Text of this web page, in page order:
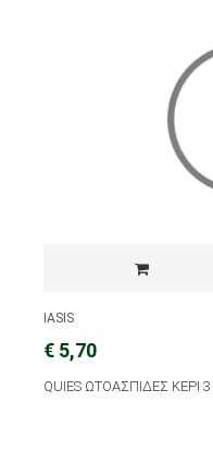
IASIS
€ 5,70
QUIES ΩΤΟΑΣΠΙΔΕΣ ΚΕΡΙ